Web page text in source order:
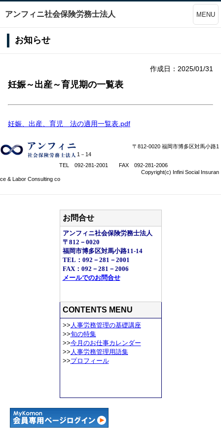
アンフィニ社会保険労務士法人 MENU
お知らせ
作成日：2025/01/31
妊娠～出産～育児期の一覧表
妊娠、出産、育児 法の適用一覧表.pdf
〒812-0020 福岡市博多区対馬小路1
1－14
TEL 092-281-2001 FAX 092-281-2006
Copyright(c) Infini Social Insuran
ce & Labor Consulting co
お問合せ
アンフィニ社会保険労務士法人
〒812－0020
福岡市博多区対馬小路11-14
TEL：092－281－2001
FAX：092－281－2006
メールでのお問合せ
CONTENTS MENU
>> 人事労務管理の基礎講座
>>旬の特集
>>今月のお仕事カレンダー
>> 人事労務管理用語集
>>プロフィール